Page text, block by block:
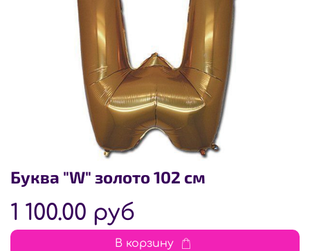
Буква "W" золото 102 см
1 100.00 руб
В корзину